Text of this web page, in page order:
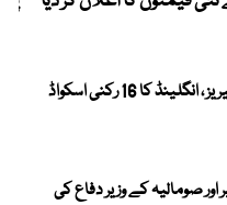
پاکستان کیخلاف ٹیسٹ سیریز ، انگلینڈ کا 16 رکنی اسکواڈ
صومالیہ کے وزیر دفاع کی